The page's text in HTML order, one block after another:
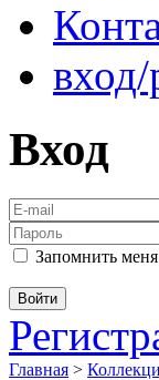
вход/
Вход
Запомнить
Главная >